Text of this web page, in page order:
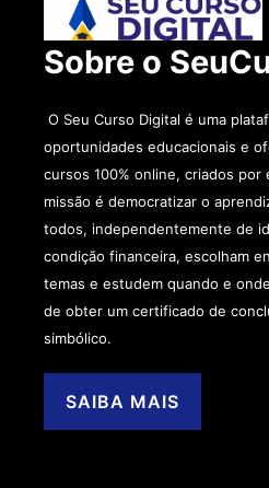
Sobre o
O Seu Curso Digital é uma
oportunidades educacionais e
cursos 100% online, criados por
missão é democratizar o
todos, independentemente de
condição financeira, escolham
temas e estudem quando e
de obter um certificado de
simbólico.
SAIBA MAIS